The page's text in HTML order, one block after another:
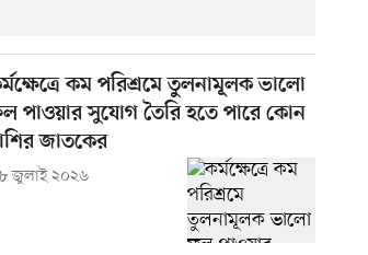
কম পরিশ্রমে তুলনামূলক ভালো
পাওয়ার সুযোগ তৈরি হতে পারে কোন
জাতকের
জুলাই ২০২৬